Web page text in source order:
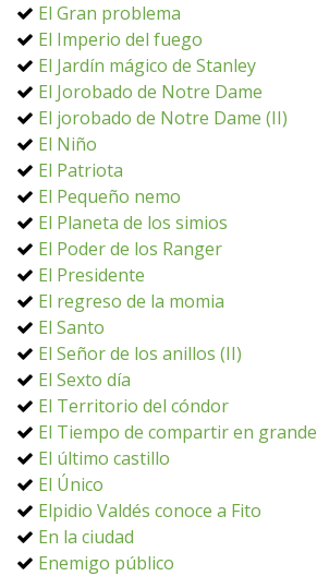
El Gran problema
El Imperio del fuego
El Jardín mágico de Stanley
El Jorobado de Notre Dame
El jorobado de Notre Dame (II)
El Niño
El Patriota
El Pequeño nemo
El Planeta de los simios
El Poder de los Ranger
El Presidente
El regreso de la momia
El Santo
El Señor de los anillos (II)
El Sexto día
El Territorio del cóndor
El Tiempo de compartir en grande
El último castillo
El Único
Elpidio Valdés conoce a Fito
En la ciudad
Enemigo público